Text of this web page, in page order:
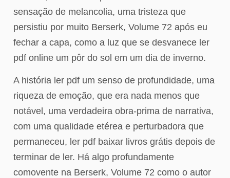
sensação de melancolia, uma tristeza que
persistiu por muito Berserk, Volume 72 após eu
fechar a capa, como a luz que se desvanece ler
pdf online um pôr do sol em um dia de inverno.
A história ler pdf um senso de profundidade, uma
riqueza de emoção, que era nada menos que
notável, uma verdadeira obra-prima de narrativa,
com uma qualidade etérea e perturbadora que
permaneceu, ler pdf baixar livros grátis depois de
terminar de ler. Há algo profundamente
comovente na Berserk, Volume 72 como o autor